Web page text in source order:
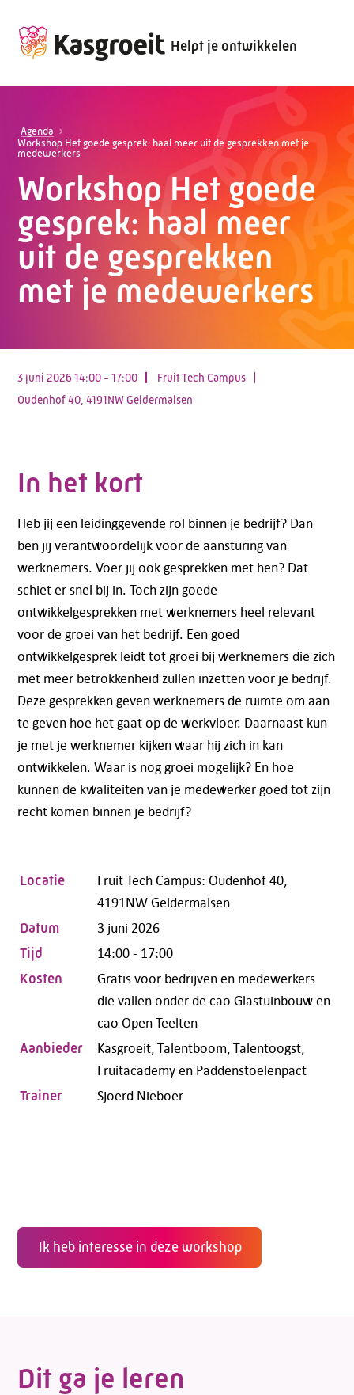
Helpt je ontwikkelen
Agenda
Workshop Het goede gesprek: haal meer uit de gesprekken met je
medewerkers
Workshop Het goede
gesprek: haal meer
uit de gesprekken
met je medewerkers
3 juni 2026 14:00 - 17:00
Fruit Tech Campus
Oudenhof 40, 4191NW Geldermalsen
In het kort
Heb jij een leidinggevende rol binnen je bedrijf? Dan
ben jij verantwoordelijk voor de aansturing van
werknemers. Voer jij ook gesprekken met hen? Dat
schiet er snel bij in. Toch zijn goede
ontwikkelgesprekken met werknemers heel relevant
voor de groei van het bedrijf. Een goed
ontwikkelgesprek leidt tot groei bij werknemers die zich
met meer betrokkenheid zullen inzetten voor je bedrijf.
Deze gesprekken geven werknemers de ruimte om aan
te geven hoe het gaat op de werkvloer. Daarnaast kun
je met je werknemer kijken waar hij zich in kan
ontwikkelen. Waar is nog groei mogelijk? En hoe
kunnen de kwaliteiten van je medewerker goed tot zijn
recht komen binnen je bedrijf?
Locatie
Fruit Tech Campus: Oudenhof 40,
4191NW Geldermalsen
Datum 3 juni 2026
Tijd 14:00 - 17:00
Kosten
Gratis voor bedrijven en medewerkers
die vallen onder de cao Glastuinbouw en
cao Open Teelten
Aanbieder
Kasgroeit, Talentboom, Talentoogst,
Fruitacademy en Paddenstoelenpact
Trainer Sjoerd Nieboer
Ik heb interesse in deze workshop
Dit ga je leren